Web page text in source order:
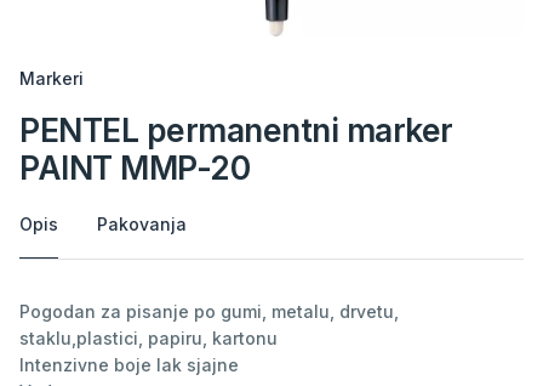
Markeri
PENTEL permanentni marker
PAINT MMP-20
Opis Pakovanja
Pogodan za pisanje po gumi, metalu, drvetu,
staklu,plastici, papiru, kartonu
Intenzivne boje lak sjajne